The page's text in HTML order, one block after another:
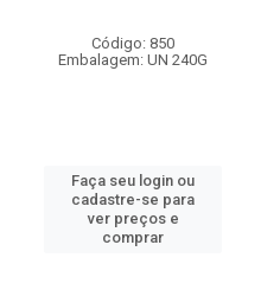
Código: 850
Embalagem: UN 240G
Faça seu login ou
cadastre-se para
ver preços e
comprar